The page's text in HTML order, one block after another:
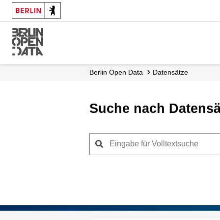
Skip
main
content
Berlin Open Data Datensätze
Suche nach